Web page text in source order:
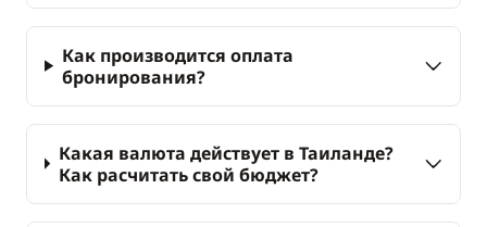
Как производится оплата
бронирования?
Какая валюта действует в Таиланде?
Как расчитать свой бюджет?